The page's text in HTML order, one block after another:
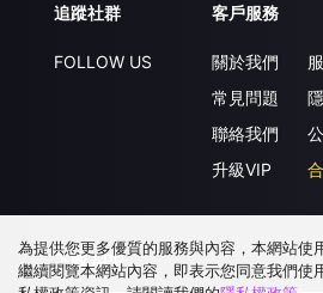
追蹤社群
FOLLOW US
客戶服務
關於我們
常見問題
聯絡我們
升級VIP
下載 APP
為提供您更多優質的服務與內容，本網站
繼續閱覽本網站內容，即表示您同意我們